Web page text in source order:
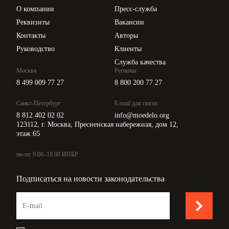
О компании
Реквизиты
Контакты
Руководство
Пресс-служба
Вакансии
Авторы
Клиенты
Служба качества
Москва
8 499 009 77 27
Санкт-Петербург
8 812 402 02 02
Регионы
8 800 200 77 27
E-mail для связи
info@moedelo.org
123112, г. Москва, Пресненская набережная, дом 12,
этаж 65
пн-пт, 9:00–18:00 ИПБР
Подписаться на новости законодательства